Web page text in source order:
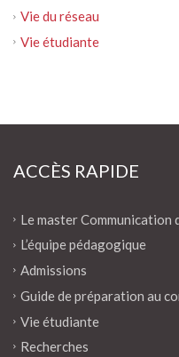
Vie du réseau
Vie étudiante
ACCÈS RAPIDE
Le master Communication
L’équipe pédagogique
Admissions
Guide de préparation au
Vie étudiante
Recherches